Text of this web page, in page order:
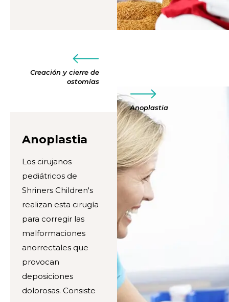
Creación y cierre de
ostomías
Anoplastia
Anoplastia
Los cirujanos
pediátricos de
Shriners Children's
realizan esta cirugía
para corregir las
malformaciones
anorrectales que
provocan
deposiciones
dolorosas. Consiste